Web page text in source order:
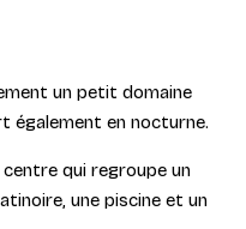
un petit domaine
également en nocturne.
centre qui regroupe un
une piscine et un